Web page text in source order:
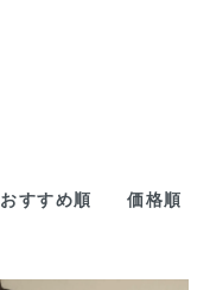
おすすめ順 価格順